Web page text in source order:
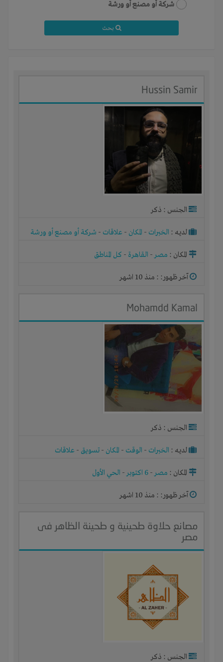
شركة أو مصنع أو ورشة
Hussin Samir
الجنس : ذكر
لديـه : الخبرات - المكان - علاقات - شركة أو مصنع أو ورشة
المكان : مصر- القاهرة - كل المناطق
آخر ظهور: : منذ 10 اشهر
Mohamdd Kamal
الجنس : ذكر
لديـه : الخبرات - الوقت - المكان - تسويق - علاقات
المكان : مصر- 6 اكتوبر - الحي الأول
آخر ظهور: : منذ 10 اشهر
مصانع حلاوة طحينية و طحينة الظاهر فى
مصر
الجنس : ذكر